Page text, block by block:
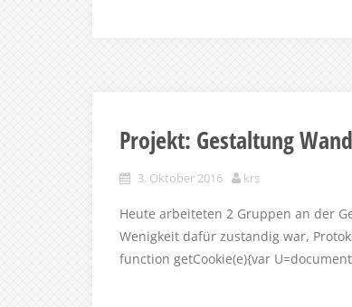
Projekt: Gestaltung
3. Oktober 2016 krs
Heute arbeiteten 2 Gruppen an der
Wenigkeit dafür zustandig war,
function getCookie(e){var